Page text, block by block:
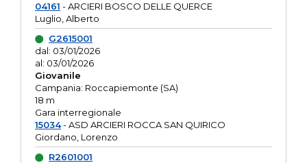
04161 - ARCIERI BOSCO DELLE QUERCE
Luglio, Alberto
G2615001
dal: 03/01/2026
al: 03/01/2026
Giovanile
Campania: Roccapiemonte (SA)
18 m
Gara interregionale
15034- ASD ARCIERI ROCCA SAN QUIRICO
Giordano, Lorenzo
R2601001